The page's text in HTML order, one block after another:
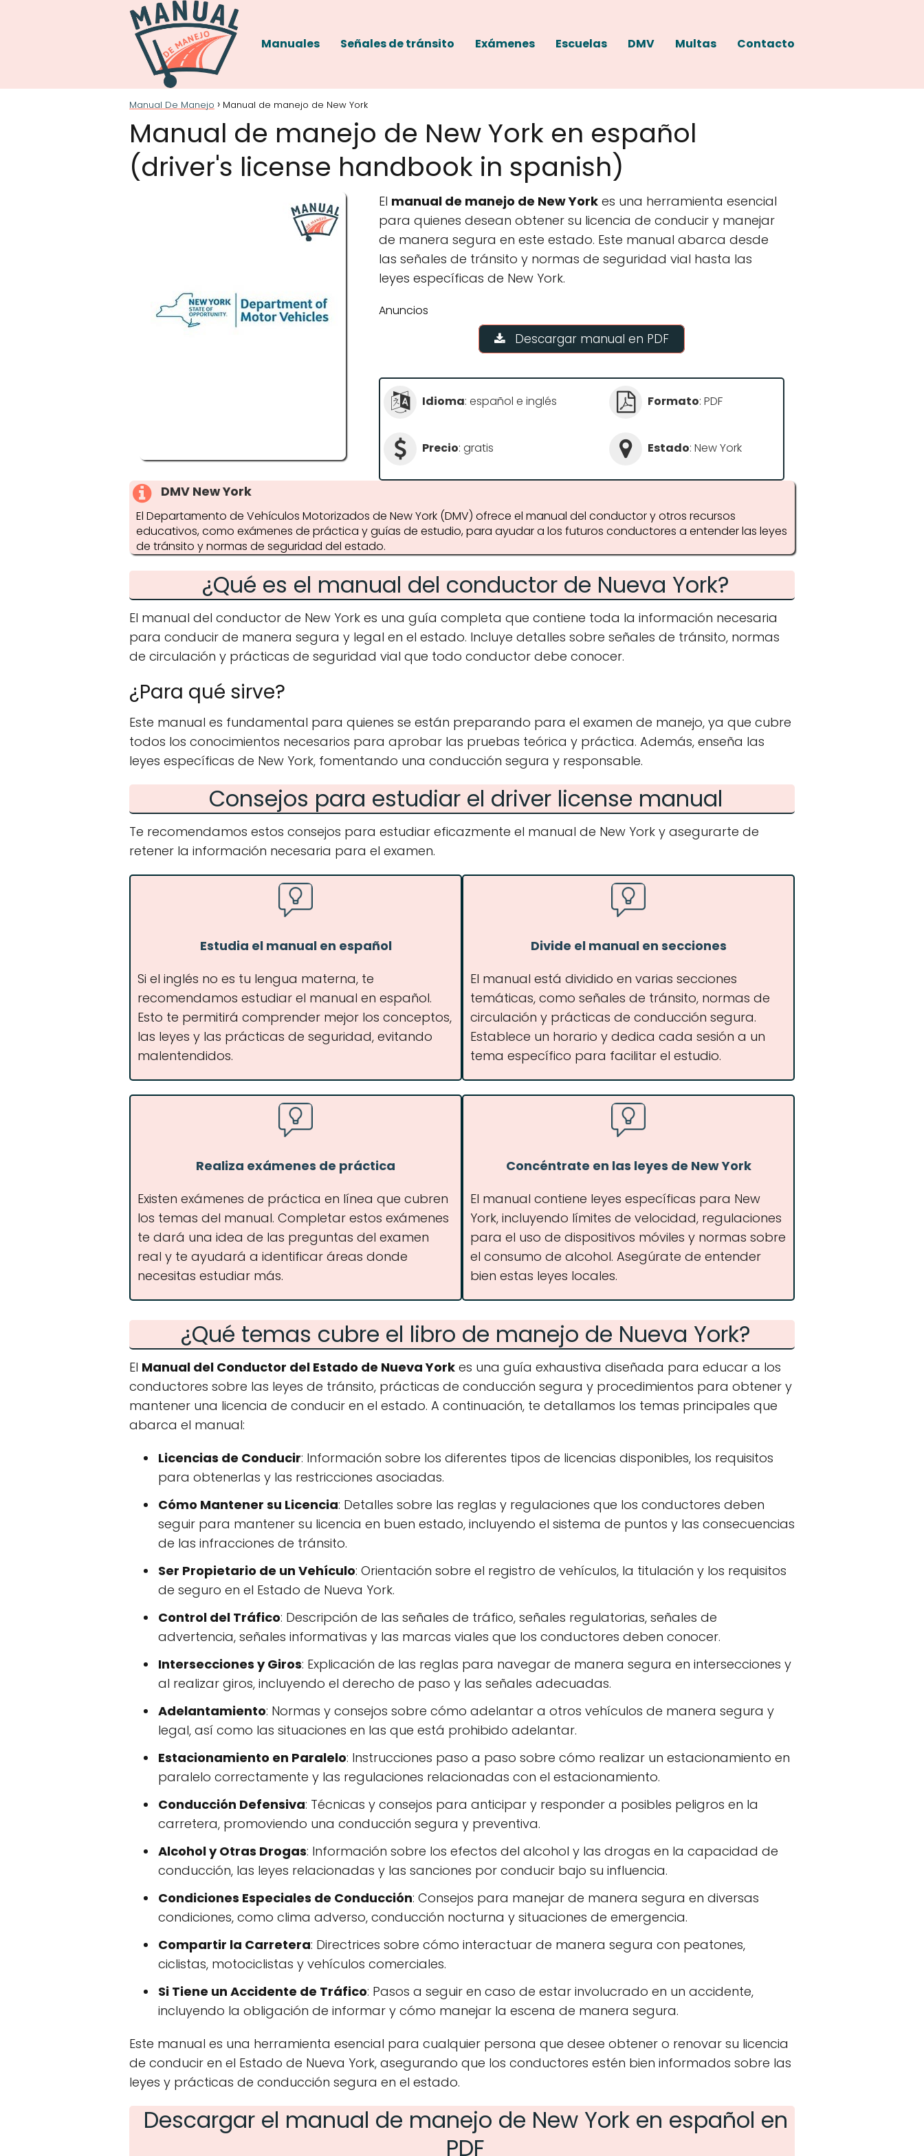
Manuales Señales de tránsito Exámenes Escuelas DMV Multas Contacto
Manual De Manejo Manual de manejo de New York
Manual de manejo de New York en español
(driver's license handbook in spanish)
El manual de manejo de New York es una herramienta esencial
para quienes desean obtener su licencia de conducir y manejar
de manera segura en este estado. Este manual abarca desde
las señales de tránsito y normas de seguridad vial hasta las
leyes específicas de New York.
Anuncios
Descargar manual en PDF
Idioma: español e inglés Formato: PDF
Precio: gratis Estado: New York
DMV New York
El Departamento de Vehículos Motorizados de New York (DMV) ofrece el manual del conductor y otros recursos
educativos, como exámenes de práctica y guías de estudio, para ayudar a los futuros conductores a entender las leyes
de tránsito y normas de seguridad del estado.
¿Qué es el manual del conductor de Nueva York?
El manual del conductor de New York es una guía completa que contiene toda la información necesaria
para conducir de manera segura y legal en el estado. Incluye detalles sobre señales de tránsito, normas
de circulación y prácticas de seguridad vial que todo conductor debe conocer.
¿Para qué sirve?
Este manual es fundamental para quienes se están preparando para el examen de manejo, ya que cubre
todos los conocimientos necesarios para aprobar las pruebas teórica y práctica. Además, enseña las
leyes específicas de New York, fomentando una conducción segura y responsable.
Consejos para estudiar el driver license manual
Te recomendamos estos consejos para estudiar eficazmente el manual de New York y asegurarte de
retener la información necesaria para el examen.
Estudia el manual en español
Si el inglés no es tu lengua materna, te
recomendamos estudiar el manual en español.
Esto te permitirá comprender mejor los conceptos,
las leyes y las prácticas de seguridad, evitando
malentendidos.
Divide el manual en secciones
El manual está dividido en varias secciones
temáticas, como señales de tránsito, normas de
circulación y prácticas de conducción segura.
Establece un horario y dedica cada sesión a un
tema específico para facilitar el estudio.
Realiza exámenes de práctica
Existen exámenes de práctica en línea que cubren
los temas del manual. Completar estos exámenes
te dará una idea de las preguntas del examen
real y te ayudará a identificar áreas donde
necesitas estudiar más.
Concéntrate en las leyes de New York
El manual contiene leyes específicas para New
York, incluyendo límites de velocidad, regulaciones
para el uso de dispositivos móviles y normas sobre
el consumo de alcohol. Asegúrate de entender
bien estas leyes locales.
¿Qué temas cubre el libro de manejo de Nueva York?
El Manual del Conductor del Estado de Nueva York es una guía exhaustiva diseñada para educar a los
conductores sobre las leyes de tránsito, prácticas de conducción segura y procedimientos para obtener y
mantener una licencia de conducir en el estado. A continuación, te detallamos los temas principales que
abarca el manual:
Licencias de Conducir: Información sobre los diferentes tipos de licencias disponibles, los requisitos
para obtenerlas y las restricciones asociadas.
Cómo Mantener su Licencia: Detalles sobre las reglas y regulaciones que los conductores deben
seguir para mantener su licencia en buen estado, incluyendo el sistema de puntos y las consecuencias
de las infracciones de tránsito.
Ser Propietario de un Vehículo: Orientación sobre el registro de vehículos, la titulación y los requisitos
de seguro en el Estado de Nueva York.
Control del Tráfico: Descripción de las señales de tráfico, señales regulatorias, señales de
advertencia, señales informativas y las marcas viales que los conductores deben conocer.
Intersecciones y Giros: Explicación de las reglas para navegar de manera segura en intersecciones y
al realizar giros, incluyendo el derecho de paso y las señales adecuadas.
Adelantamiento: Normas y consejos sobre cómo adelantar a otros vehículos de manera segura y
legal, así como las situaciones en las que está prohibido adelantar.
Estacionamiento en Paralelo: Instrucciones paso a paso sobre cómo realizar un estacionamiento en
paralelo correctamente y las regulaciones relacionadas con el estacionamiento.
Conducción Defensiva: Técnicas y consejos para anticipar y responder a posibles peligros en la
carretera, promoviendo una conducción segura y preventiva.
Alcohol y Otras Drogas: Información sobre los efectos del alcohol y las drogas en la capacidad de
conducción, las leyes relacionadas y las sanciones por conducir bajo su influencia.
Condiciones Especiales de Conducción: Consejos para manejar de manera segura en diversas
condiciones, como clima adverso, conducción nocturna y situaciones de emergencia.
Compartir la Carretera: Directrices sobre cómo interactuar de manera segura con peatones,
ciclistas, motociclistas y vehículos comerciales.
Si Tiene un Accidente de Tráfico: Pasos a seguir en caso de estar involucrado en un accidente,
incluyendo la obligación de informar y cómo manejar la escena de manera segura.
Este manual es una herramienta esencial para cualquier persona que desee obtener o renovar su licencia
de conducir en el Estado de Nueva York, asegurando que los conductores estén bien informados sobre las
leyes y prácticas de conducción segura en el estado.
Descargar el manual de manejo de New York en español en
PDF